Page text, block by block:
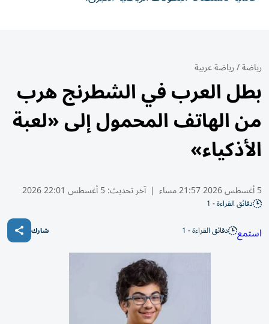
رياضة/رياضة عربية
بطل العرب في الشطرنج هرب
من الهاتف المحمول إلى «لعبة
الأذكياء»
5 أغسطس 2026 21:57 مساء | آخر تحديث:5 أغسطس 22:01 2026
دقائق القراءة - 1
استمع دقائق القراءة - 1 شارك